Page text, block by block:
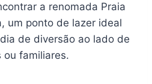
a renomada Praia
um ponto de lazer ideal
de diversão ao lado de
ou familiares.